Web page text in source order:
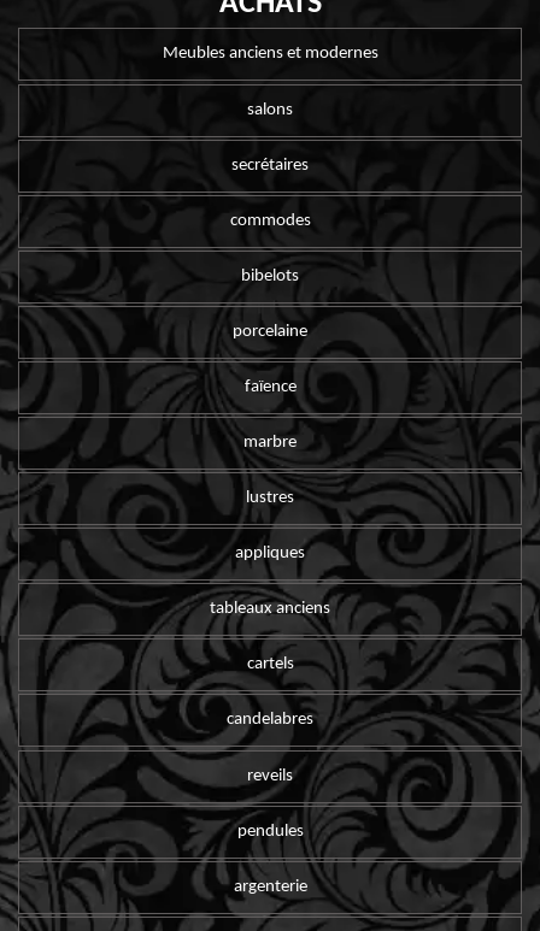
Meubles anciens et modernes
salons
secrétaires
commodes
bibelots
porcelaine
faïence
marbre
lustres
appliques
tableaux anciens
cartels
candelabres
reveils
pendules
argenterie